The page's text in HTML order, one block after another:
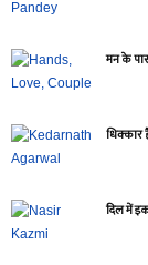
मन के
धिक्कार
दिल में